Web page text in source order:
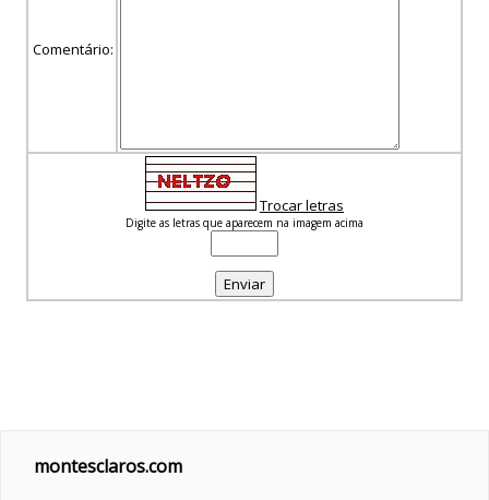
Comentário:
Trocar letras
Digite as letras que aparecem na imagem acima
montesclaros.com